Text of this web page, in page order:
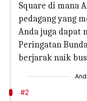
Square di mana
pedagang yang
Anda juga dapat
Peringatan
berjarak naik
#2